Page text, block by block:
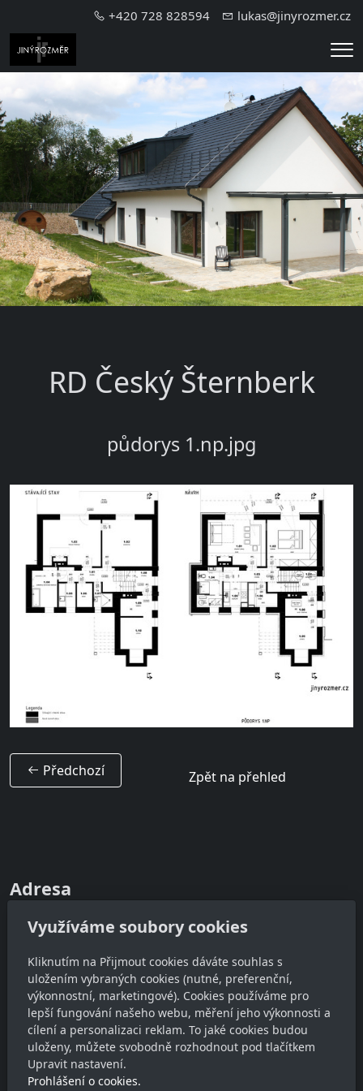
+420 728 828594 lukas@jinyrozmer.cz
RD Český Šternberk
půdorys 1.np.jpg
Předchozí Zpět na přehled
Adresa
Ateliér JinýRozměr
Dobrovodská 634/76, 370 06 České Budějovice
IČ: 88196542
DIČ: CZ8511140671
Kontakt
lukas@jinyrozmer.cz
+420 728 828594
Využíváme soubory cookies
Kliknutím na Přijmout cookies dáváte souhlas s
uložením vybraných cookies (nutné, preferenční,
výkonnostní, marketingové). Cookies používáme pro
lepší fungování našeho webu, měření jeho výkonnosti a
cílení a personalizaci reklam. To jaké cookies budou
uloženy, můžete svobodně rozhodnout pod tlačítkem
Upravit nastavení.
Prohlášení o cookies.